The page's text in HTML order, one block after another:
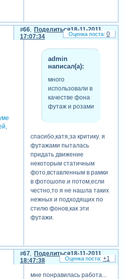
Поделиться
66
18-11-2011
17:07:34
admin
написал(а):
много
использовали в
качестве фона
футаж и розами
спасибо,катя,за критику. я
футажами пыталась
придать движение
некоторым статичным
фото,вставленным в рамки
в фотошопе.и потом,если
честно,то я не нашла таких
нежных и подходящих по
стилю фонов,как эти
футажи.
0
Поделиться
67
18-11-2011
18:47:38
мне понравилась работа...
+1